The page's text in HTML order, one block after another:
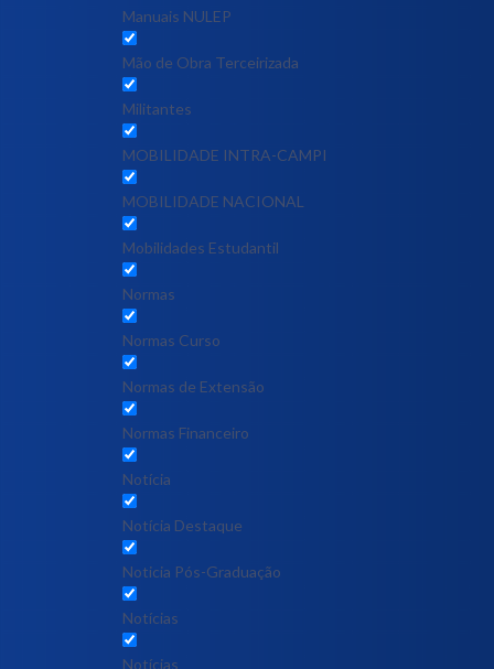
Manuais NULEP
Mão de Obra Terceirizada
Militantes
MOBILIDADE INTRA-CAMPI
MOBILIDADE NACIONAL
Mobilidades Estudantil
Normas
Normas Curso
Normas de Extensão
Normas Financeiro
Notícia
Notícia Destaque
Noticia Pós-Graduação
Notícias
Notícias